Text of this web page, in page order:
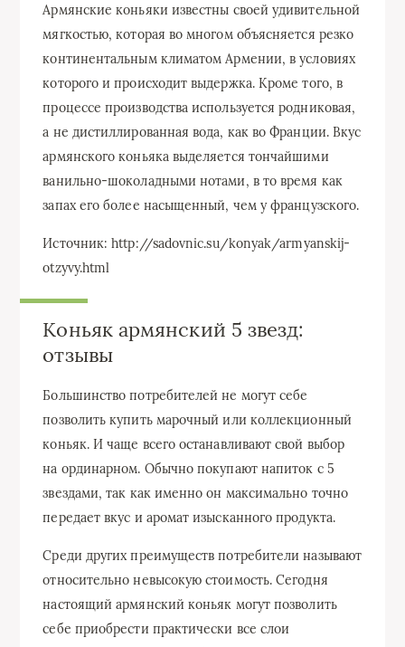
Армянские коньяки известны своей удивительной
мягкостью, которая во многом объясняется резко
континентальным климатом Армении, в условиях
которого и происходит выдержка. Кроме того, в
процессе производства используется родниковая,
а не дистиллированная вода, как во Франции. Вкус
армянского коньяка выделяется тончайшими
ванильно-шоколадными нотами, в то время как
запах его более насыщенный, чем у французского.
Источник: http://sadovnic.su/konyak/armyanskij-
otzyvy.html
Коньяк армянский 5 звезд:
отзывы
Большинство потребителей не могут себе
позволить купить марочный или коллекционный
коньяк. И чаще всего останавливают свой выбор
на ординарном. Обычно покупают напиток с 5
звездами, так как именно он максимально точно
передает вкус и аромат изысканного продукта.
Среди других преимуществ потребители называют
относительно невысокую стоимость. Сегодня
настоящий армянский коньяк могут позволить
себе приобрести практически все слои